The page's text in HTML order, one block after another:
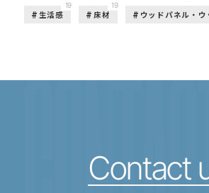
生活感
19
床材
19
ウッドパネル・
Contact